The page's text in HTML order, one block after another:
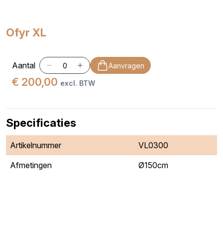
Ofyr XL
Aantal Aanvragen
€ 200,00 excl. BTW
Specificaties
Artikelnummer
VL0300
Afmetingen
Ø150cm